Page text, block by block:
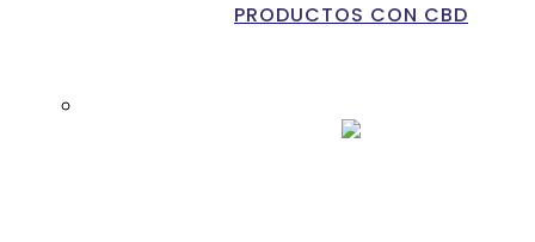
PRODUCTOS CON CBD